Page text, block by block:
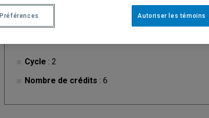
Cycle : 2
Nombre de crédits : 6
Autoriser les témoins
Préférences